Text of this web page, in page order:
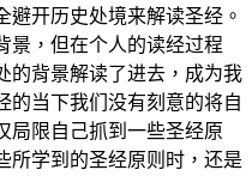
避开历史处境来解读圣经。
景，但在个人的读经过程
的背景解读了进去，成为我
的当下我们没有刻意的将自
局限自己抓到一些圣经原
所学到的圣经原则时，还是